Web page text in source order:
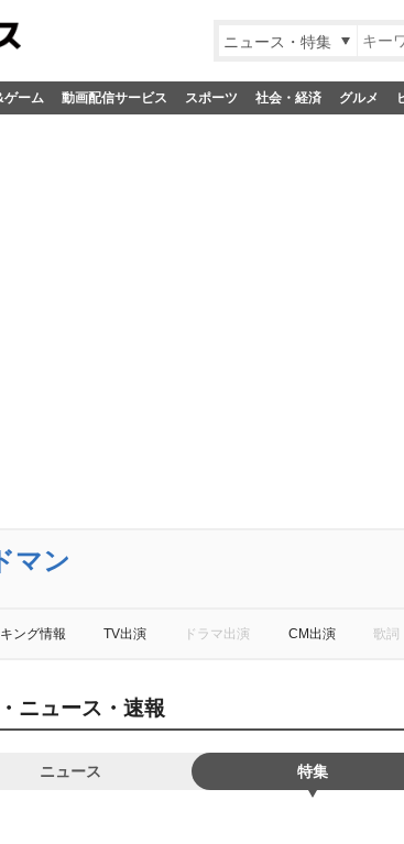
ニュース・特集
ゲーム 動画配信サービス スポーツ 社会・経済 グルメ
マン
ング情報 TV出演 ドラマ出演 CM出演 歌詞
ニュース・速報
ニュース 特集